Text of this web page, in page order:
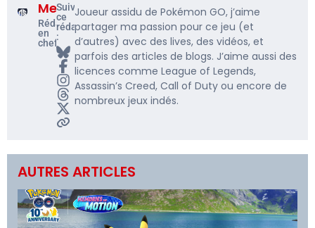
Me5rine_
Rédacteur
en
chef
Suivre
ce
rédacteur
:
Joueur assidu de Pokémon GO, j’aime
partager ma passion pour ce jeu (et
d’autres) avec des lives, des vidéos, et
parfois des articles de blogs. J’aime aussi des
licences comme League of Legends,
Assassin’s Creed, Call of Duty ou encore de
nombreux jeux indés.
AUTRES ARTICLES